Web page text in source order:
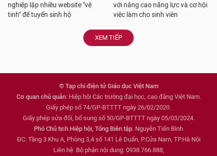
nghiệp lập nhiều website "vệ
tinh" để tuyển sinh hộ
với nâng cao năng lực và cơ hội
việc làm cho sinh viên
XEM TIẾP
© Tạp chí điện tử Giáo dục Việt Nam
Cơ quan chủ quản: Hiệp hội Các trường đại học, cao đẳng Việt Nam.
Giấy phép số 74/GP-BTTTT ngày 26/02/2020.
Giấy phép sửa đổi, bổ sung số 50/GP-BTTTT ngày 05/03/2024.
Phó Chủ tịch Hiệp hội, Tổng Biên tập: Nguyễn Tiến Bình
ĐC: Tầng 3 Khu A, Phòng 3,4 số 141 Lê Duẩn, P.Cửa Nam, TP.Hà Nội
Liên hệ: Bộ phận nội dung: 0938.766.888;